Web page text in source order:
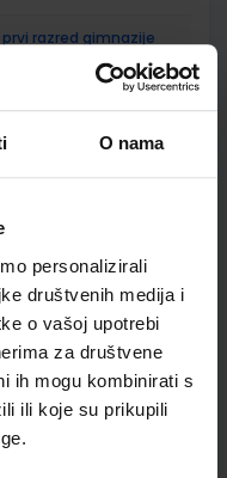
O nama
personalizirali
društvenih medija i
o vašoj upotrebi
za društvene
ih mogu kombinirati s
ili koje su prikupili
prvi razred gimnazije
€
za prvi razred
6164-DOM
€